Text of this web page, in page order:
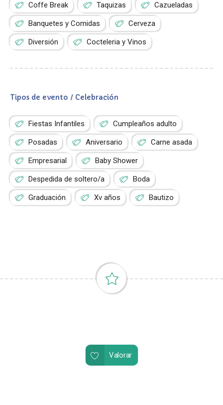
Coffe Break Taquizas Cazueladas
Banquetes y Comidas Cerveza
Diversión Cocteleria y Vinos
Tipos de evento / Celebración
Fiestas Infantiles Cumpleaños adulto
Posadas Aniversario Carne asada
Empresarial Baby Shower
Despedida de soltero/a Boda
Graduación Xv años Bautizo
Valorar